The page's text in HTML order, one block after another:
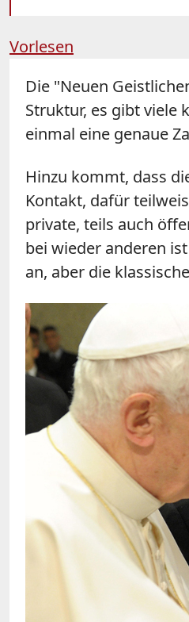
Vorlesen
Die "Neuen
Struktur, es gibt viele
einmal eine genaue
Hinzu kommt, dass
Kontakt, dafür
private, teils auch
bei wieder anderen
an, aber die